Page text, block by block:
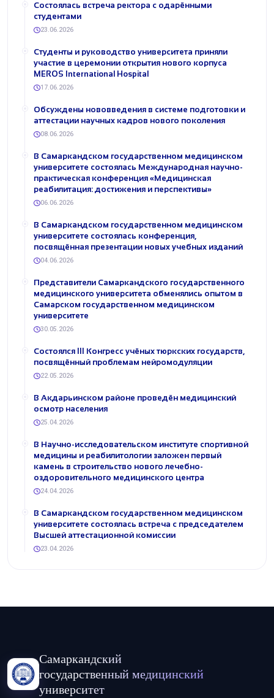
Состоялась встреча ректора с одарёнными
студентами
23.06.2026
Студенты и руководство университета приняли
участие в церемонии открытия нового корпуса
MEROS International Hospital
17.06.2026
Обсуждены нововведения в системе подготовки и
аттестации научных кадров нового поколения
08.06.2026
В Самаркандском государственном медицинском
университете состоялась Международная научно-
практическая конференция «Медицинская
реабилитация: достижения и перспективы»
06.06.2026
В Самаркандском государственном медицинском
университете состоялась конференция,
посвящённая презентации новых учебных изданий
04.06.2026
Представители Самаркандского государственного
медицинского университета обменялись опытом в
Самарском государственном медицинском
университете
30.05.2026
Состоялся III Конгресс учёных тюркских государств,
посвящённый проблемам нейромодуляции
22.05.2026
В Акдарьинском районе проведён медицинский
осмотр населения
25.04.2026
В Научно-исследовательском институте спортивной
медицины и реабилитологии заложен первый
камень в строительство нового лечебно-
оздоровительного медицинского центра
24.04.2026
В Самаркандском государственном медицинском
университете состоялась встреча с председателем
Высшей аттестационной комиссии
23.04.2026
Самаркандский
государственный медицинский
университет